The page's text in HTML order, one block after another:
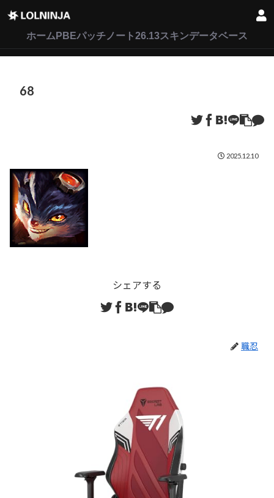
ホーム PBEパッチノート26.13スキンデータベース
68
2025.12.10
シェアする
職忍